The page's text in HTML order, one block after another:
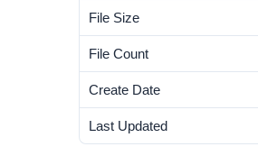
File Size
File Count
Create Date
Last Updated